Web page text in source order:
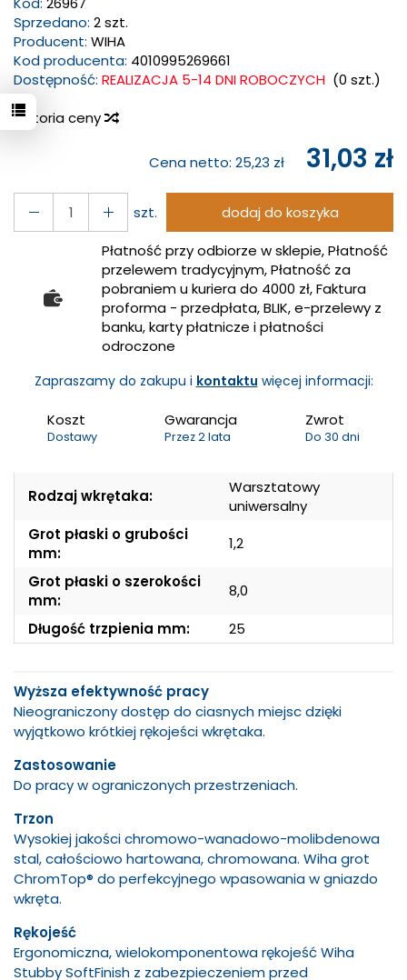
Sprzedano: 2 szt.
Producent: WIHA
Kod producenta: 4010995269661
Dostępność: REALIZACJA 5-14 DNI ROBOCZYCH (0 szt.)
Historia ceny
Cena netto: 25,23 zł 31,03 zł
szt.
dodaj do koszyka
Płatność przy odbiorze w sklepie, Płatność
przelewem tradycyjnym, Płatność za
pobraniem u kuriera do 4000 zł, Faktura
proforma - przedpłata, BLIK, e-przelewy z
banku, karty płatnicze i płatności
odroczone
Zapraszamy do zakupu i kontaktu więcej informacji:
Koszt
Dostawy
Gwarancja
Przez 2 lata
Zwrot
Do 30 dni
Rodzaj wkrętaka:
Warsztatowy
uniwersalny
Grot płaski o grubości
mm:
1,2
Grot płaski o szerokości
mm:
8,0
Długość trzpienia mm:
25
Wyższa efektywność pracy
Nieograniczony dostęp do ciasnych miejsc dzięki
wyjątkowo krótkiej rękojeści wkrętaka.
Zastosowanie
Do pracy w ograniczonych przestrzeniach.
Trzon
Wysokiej jakości chromowo-wanadowo-molibdenowa
stal, całościowo hartowana, chromowana. Wiha grot
ChromTop® do perfekcyjnego wpasowania w gniazdo
wkręta.
Rękojeść
Ergonomiczna, wielokomponentowa rękojeść Wiha
Stubby SoftFinish z zabezpieczeniem przed